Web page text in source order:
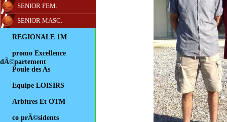
SENIOR FEM.
SENIOR MASC.
REGIONALE 1M
promo Excellence
dÃ©partement
Poule des As
Equipe LOISIRS
Arbitres Et OTM
co prÃ©sidents